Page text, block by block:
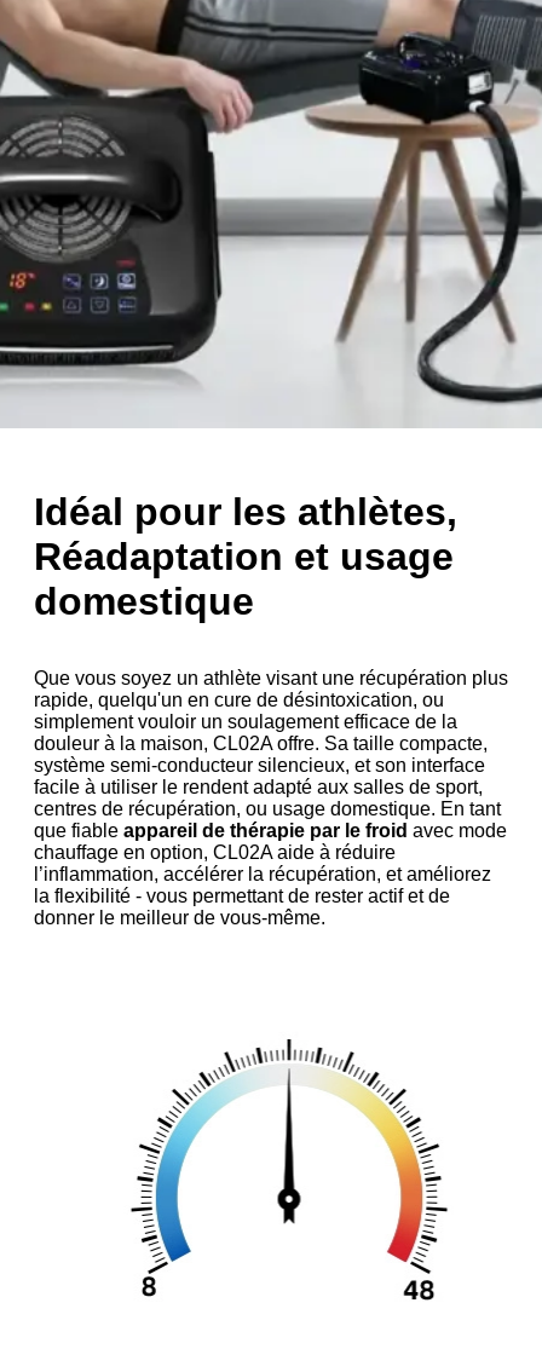
Idéal pour les athlètes,
Réadaptation et usage
domestique
Que vous soyez un athlète visant une récupération plus
rapide, quelqu'un en cure de désintoxication, ou
simplement vouloir un soulagement efficace de la
douleur à la maison, CL02A offre. Sa taille compacte,
système semi-conducteur silencieux, et son interface
facile à utiliser le rendent adapté aux salles de sport,
centres de récupération, ou usage domestique. En tant
que fiable appareil de thérapie par le froid avec mode
chauffage en option, CL02A aide à réduire
l’inflammation, accélérer la récupération, et améliorez
la flexibilité - vous permettant de rester actif et de
donner le meilleur de vous-même.